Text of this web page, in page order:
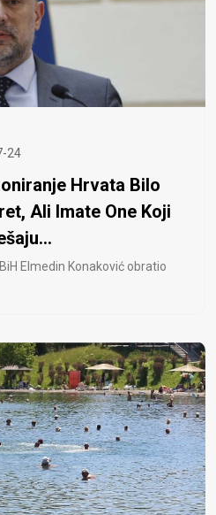
24
Hrvata Bilo
Ali Imate One Koji
Elmedin Konaković obratio